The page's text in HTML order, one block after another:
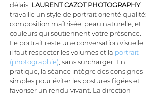
délais. LAURENT CAZOT PHOTOGRAPHY
travaille un style de portrait orienté qualité:
composition maîtrisée, peau naturelle, et
couleurs qui soutiennent votre présence.
Le portrait reste une conversation visuelle:
il faut respecter les volumes et la portrait
(photographie) , sans surcharger. En
pratique, la séance intègre des consignes
simples pour éviter les postures figées et
favoriser un rendu vivant. La direction